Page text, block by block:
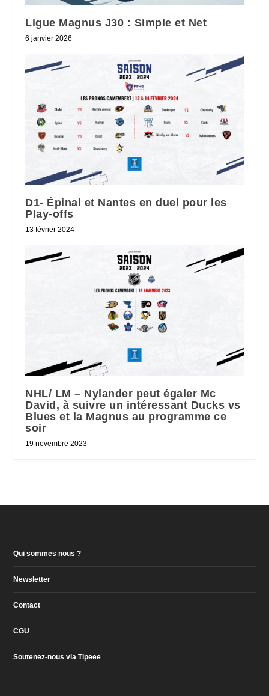
Ligue Magnus J30 : Simple et Net
6 janvier 2026
D1- Épinal et Nantes en duel pour les
Play-offs
13 février 2024
NHL/ LM – Nylander peut égaler Mc
David, à suivre un intéressant Ducks vs
Blues et la Magnus au programme ce
soir
19 novembre 2023
Qui sommes nous ?
Newsletter
Contact
CGU
Soutenez-nous via Tipeee